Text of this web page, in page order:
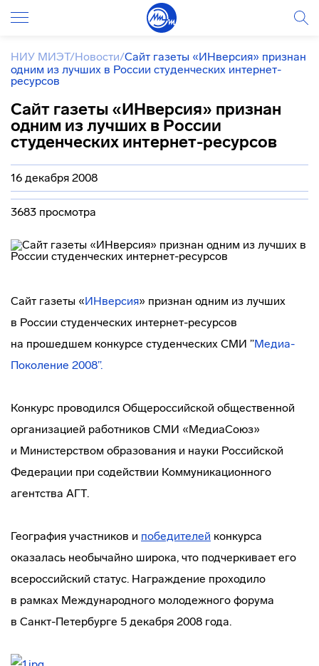
НИУ МИЭТ/Новости/Сайт газеты «ИНверсия» признан
одним из лучших в России студенческих интернет-
ресурсов
Сайт газеты «ИНверсия» признан
одним из лучших в России
студенческих интернет-ресурсов
16 декабря 2008
3683 просмотра
Сайт газеты «ИНверсия» признан одним из лучших
в России студенческих интернет-ресурсов
на прошедшем конкурсе студенческих СМИ ”Медиа-
Поколение 2008”.
Конкурс проводился Общероссийской общественной
организацией работников СМИ «МедиаСоюз»
и Министерством образования и науки Российской
Федерации при содействии Коммуникационного
агентства АГТ.
География участников и победителей конкурса
оказалась необычайно широка, что подчеркивает его
всероссийский статус. Награждение проходило
в рамках Международного молодежного форума
в Санкт-Петербурге 5 декабря 2008 года.